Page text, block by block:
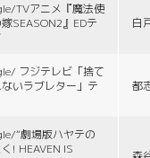
TVアニメ『魔法使
SEASON2』EDテ
白
フジテレビ「捨て
いラブレター」テ
都
“劇場版ハヤテの
! HEAVEN IS